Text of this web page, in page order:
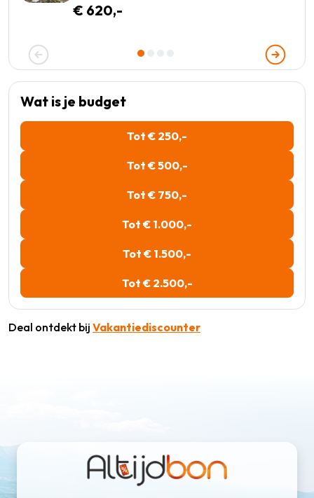
€ 620,-
Wat is je budget
Tot € 250,-
Tot € 500,-
Tot € 750,-
Tot € 1.000,-
Tot € 1.500,-
Tot € 2.500,-
Deal ontdekt bij Vakantiediscounter